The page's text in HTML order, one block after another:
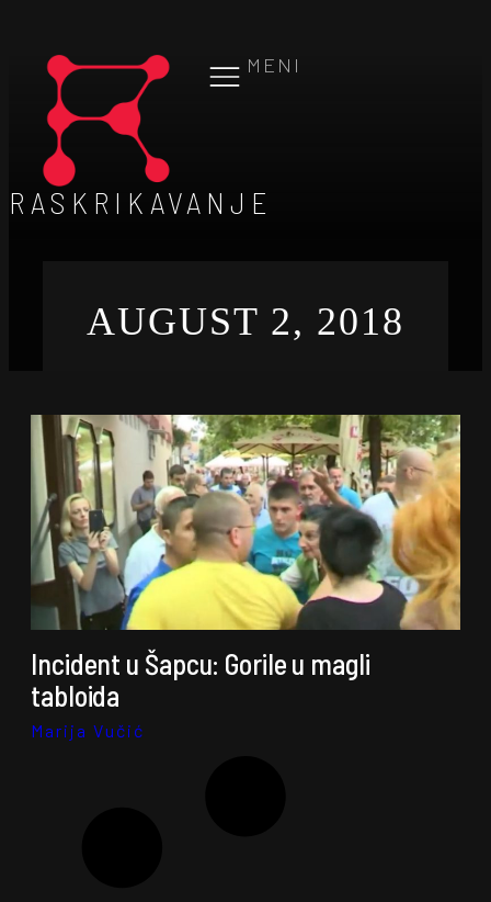
MENI
RASKRIKAVANJE
AUGUST 2, 2018
Incident u Šapcu: Gorile u magli
tabloida
Marija Vučić